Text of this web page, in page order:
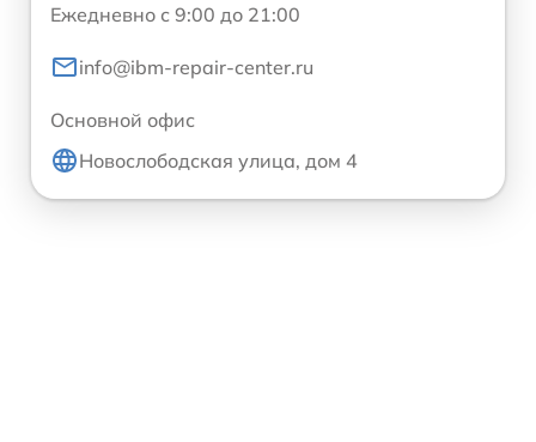
Ежедневно с 9:00 до 21:00
info@ibm-repair-center.ru
Основной офис
Новослободская улица, дом 4